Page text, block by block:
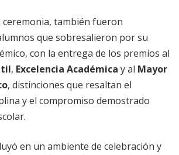
ceremonia, también fueron
que sobresalieron por su
con la entrega de los premios al
, Excelencia Académica y al Mayor
, distinciones que resaltan el
y el compromiso demostrado
en un ambiente de celebración y